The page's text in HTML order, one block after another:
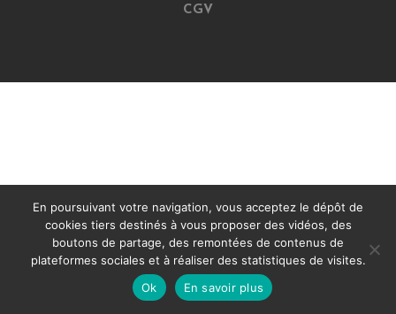
CGV
En poursuivant votre navigation, vous acceptez le dépôt de
cookies tiers destinés à vous proposer des vidéos, des
boutons de partage, des remontées de contenus de
plateformes sociales et à réaliser des statistiques de visites.
Ok
En savoir plus